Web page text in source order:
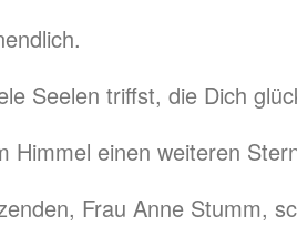
Seelen triffst, die Dich
einen weiteren
Frau Anne Stumm,